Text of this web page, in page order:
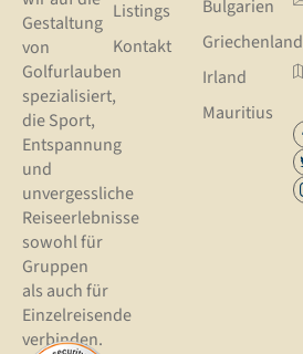
Gestaltung
von
Golfurlauben
spezialisiert,
die Sport,
Entspannung
und
unvergessliche
Reiseerlebnisse
sowohl für
Gruppen
als auch für
Einzelreisende
verbinden.
Listings
Kontakt
Bulgarien
Griechenland
Irland
Mauritius